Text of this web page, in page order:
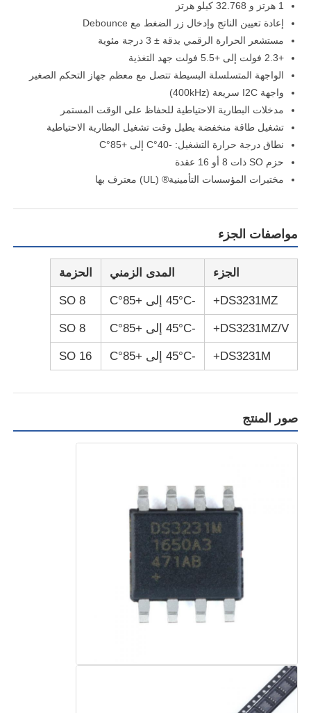
المنتجات
فيديوهات
حولنا
جولة في المصنع
اتصل بنا
أخبار
القضايا
مجموعة بوابة قابلة للبرمجة في مجال FPGA
نظام على رقاقة
وحدة تحكم MPU
CPLD PLD
كاشف الحرارة تحت الحمراء
شريحة ذاكرة DRAM
1 هرتز و 32.768 كيلو هرتز
إعادة تعيين الناتج وإدخال زر الضغط مع Debounce
مستشعر الحرارة الرقمي بدقة ± 3 درجة مئوية
+2.3 فولت إلى +5.5 فولت جهد التغذية
الواجهة المتسلسلة البسيطة تتصل مع معظم جهاز التحكم الصغير
واجهة I2C سريعة (400kHz)
مدخلات البطارية الاحتياطية للحفاظ على الوقت المستمر
تشغيل طاقة منخفضة يطيل وقت تشغيل البطارية الاحتياطية
نطاق درجة حرارة التشغيل: -40°C إلى +85°C
حزم SO ذات 8 أو 16 عقدة
مختبرات المؤسسات التأمينية® (UL) معترف بها
مواصفات الجزء
الجزء المدى الزمني الحزمة
DS3231MZ+ -45°C إلى +85°C 8 SO
DS3231MZ/V+ -45°C إلى +85°C 8 SO
DS3231M+ -45°C إلى +85°C 16 SO
صور المنتج